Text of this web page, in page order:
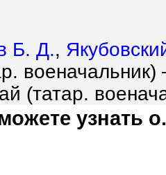
Б. Д.,
(татар.
узнать